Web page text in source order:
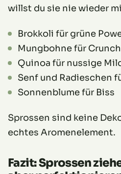
willst du sie nie wieder
Brokkoli für grüne
Mungbohne für Crunch
Quinoa für nussige
Senf und Radieschen
Sonnenblume für Biss
Sprossen sind keine
echtes Aromenelement.
Fazit: Sprossen